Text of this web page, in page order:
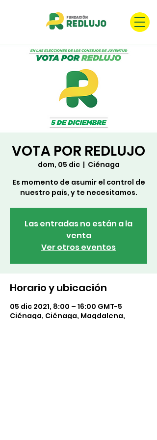
VOTA POR REDLUJO
dom, 05 dic
  |
Ciénaga
Es momento de asumir el control de
nuestro país, y te necesitamos.
Las entradas no están a la
venta
Ver otros eventos
Horario y ubicación
05 dic 2021, 8:00 – 16:00 GMT-5
Ciénaga, Ciénaga, Magdalena,